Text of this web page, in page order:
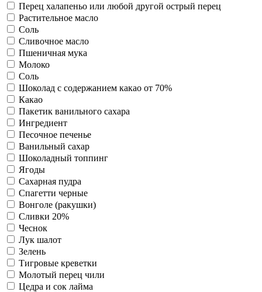
Перец халапеньо или любой другой острый перец
Растительное масло
Соль
Сливочное масло
Пшеничная мука
Молоко
Соль
Шоколад с содержанием какао от 70%
Какао
Пакетик ванильного сахара
Ингредиент
Песочное печенье
Ванильный сахар
Шоколадный топпинг
Ягоды
Сахарная пудра
Спагетти черные
Вонголе (ракушки)
Сливки 20%
Чеснок
Лук шалот
Зелень
Тигровые креветки
Молотый перец чили
Цедра и сок лайма